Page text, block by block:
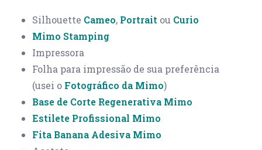
Silhouette Cameo, Portrait ou Curio
Mimo Stamping
Impressora
Folha para impressão de sua preferência
(usei o Fotográfico da Mimo)
Base de Corte Regenerativa Mimo
Estilete Profissional Mimo
Fita Banana Adesiva Mimo